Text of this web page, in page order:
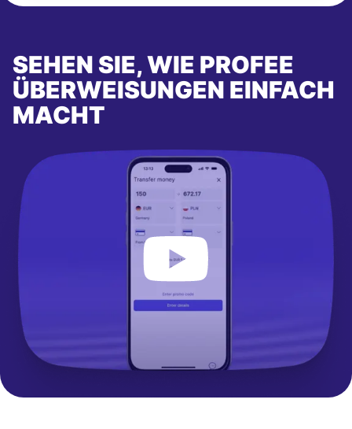
SEHEN SIE, WIE PROFEE
ÜBERWEISUNGEN EINFACH
MACHT